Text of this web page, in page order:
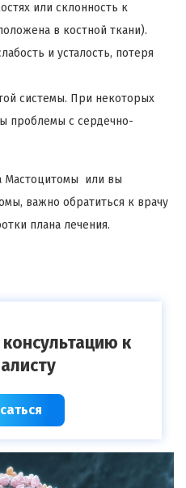
или склонность к
в костной ткани).
и усталость, потеря
системы. При некоторых
проблемы с сердечно-
Мастоцитомы или вы
важно обратиться к врачу
плана лечения.
к